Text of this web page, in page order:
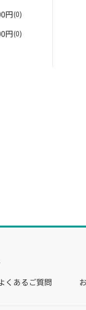
円(0)
円(0)
くあるご質問